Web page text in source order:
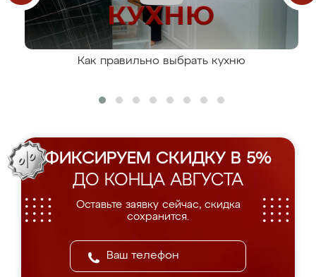
Как правильно выбрать кухню
ФИКСИРУЕМ СКИДКУ В 5%
ДО КОНЦА АВГУСТА
Оставьте заявку сейчас, скидка
сохранится.